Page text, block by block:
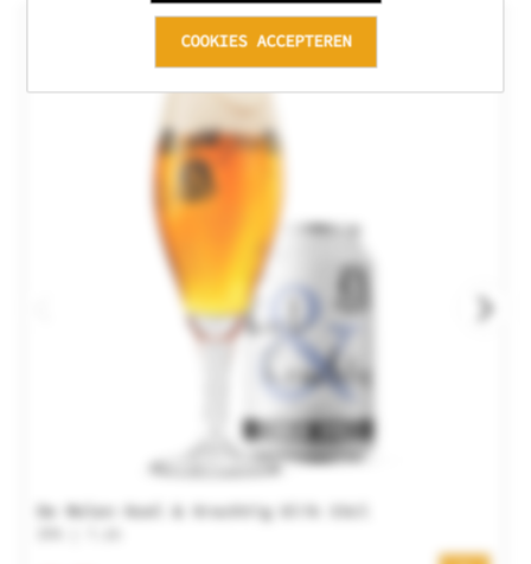
COOKIES ACCEPTEREN
De Molen Koel & Krachtig blik 33cl